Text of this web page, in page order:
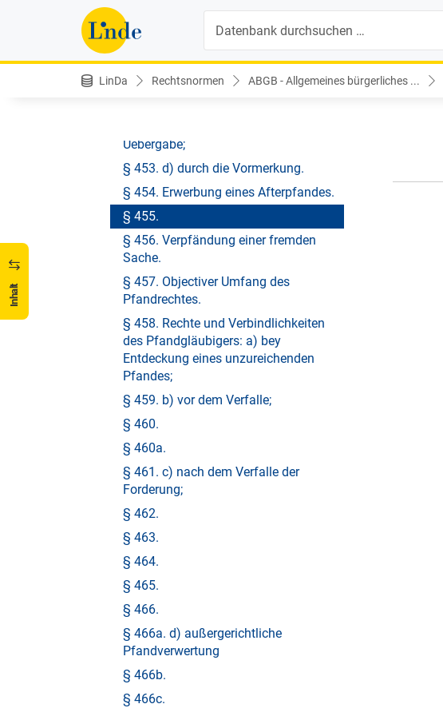
LinDa Rechtsnormen ABGB - Allgemeines bürgerliches ...
Inhalt
§ 450.
§ 451. Erwerbungsart des
Pfandrechtes: a) durch körperliche
Übergabe; b) durch Einverleibung oder
Uebergabe;
§ 453. d) durch die Vormerkung.
§ 454. Erwerbung eines Afterpfandes.
§ 455.
§ 456. Verpfändung einer fremden
Sache.
§ 457. Objectiver Umfang des
Pfandrechtes.
§ 458. Rechte und Verbindlichkeiten
des Pfandgläubigers: a) bey
Entdeckung eines unzureichenden
Pfandes;
§ 459. b) vor dem Verfalle;
§ 460.
§ 460a.
§ 461. c) nach dem Verfalle der
Forderung;
§ 462.
§ 463.
§ 464.
§ 465.
§ 466.
§ 466a. d) außergerichtliche
Pfandverwertung
§ 466b.
§ 466c.